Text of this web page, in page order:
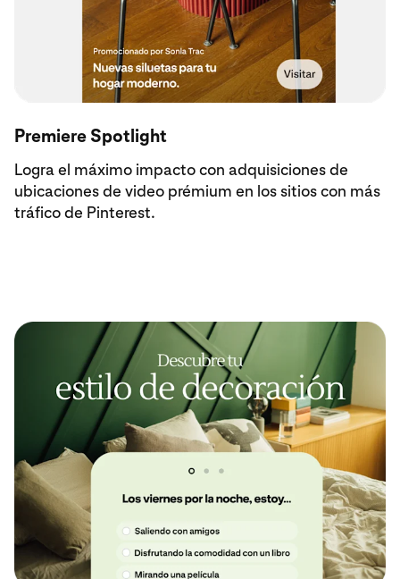
Premiere Spotlight
Logra el máximo impacto con adquisiciones de
ubicaciones de video prémium en los sitios con más
tráfico de Pinterest.